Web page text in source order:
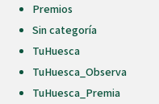
Premios
Sin categoría
TuHuesca
TuHuesca_Observa
TuHuesca_Premia